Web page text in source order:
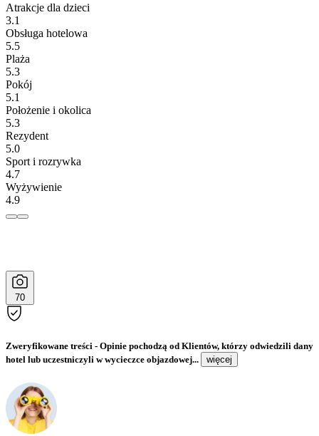
Atrakcje dla dzieci
3.1
Obsługa hotelowa
5.5
Plaża
5.3
Pokój
5.1
Położenie i okolica
5.3
Rezydent
5.0
Sport i rozrywka
4.7
Wyżywienie
4.9
70
Zweryfikowane treści - Opinie pochodzą od Klientów, którzy odwiedzili dany
hotel lub uczestniczyli w wycieczce objazdowej...
więcej